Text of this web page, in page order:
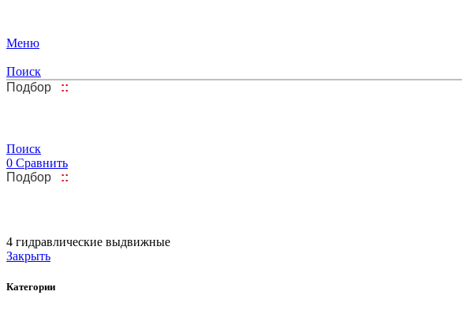
Меню
Поиск
Подбор
::
Поиск
0 Сравнить
Подбор
::
4 гидравлические выдвижные
Закрыть
Категории